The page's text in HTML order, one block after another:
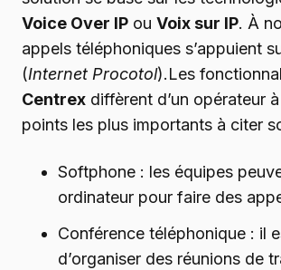
Voice Over IP ou Voix sur IP. À
appels téléphoniques s’appuient
(Internet Procotol).Les
Centrex diffèrent d’un opérateur
points les plus importants à citer
Softphone : les équipes
ordinateur pour faire des
Conférence téléphonique : il
d’organiser des réunions de